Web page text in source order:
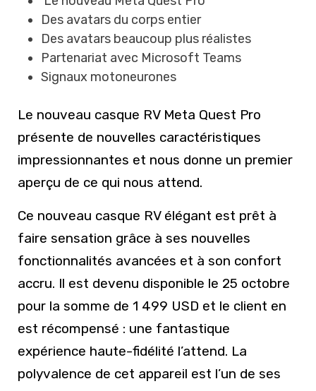
Des avatars du corps entier
Des avatars beaucoup plus réalistes
Partenariat avec Microsoft Teams
Signaux motoneurones
Le nouveau casque RV Meta Quest Pro
présente de nouvelles caractéristiques
impressionnantes et nous donne un premier
aperçu de ce qui nous attend.
Ce nouveau casque RV élégant est prêt à
faire sensation grâce à ses nouvelles
fonctionnalités avancées et à son confort
accru. Il est devenu disponible le 25 octobre
pour la somme de 1 499 USD et le client en
est récompensé : une fantastique
expérience haute-fidélité l’attend. La
polyvalence de cet appareil est l’un de ses